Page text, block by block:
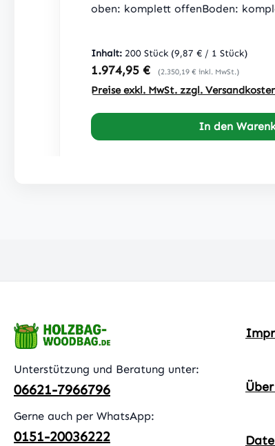
oben: komplett offenBoden:
NetzgittergewebeGrammatur
g/m²U - Panel = 2 Seiten und
gefertigUV - StabilBeste Qualität
Inhalt: 200 Stück (9,87 € / 1 Stück)
Regulärer Preis:
1.974,95 € (2.350,19 € inkl. MwSt.)
Preise exkl. MwSt. zzgl.
In den
Unterstützung und Beratung unter:
06621-7966796
Gerne auch per WhatsApp:
0151-20036222